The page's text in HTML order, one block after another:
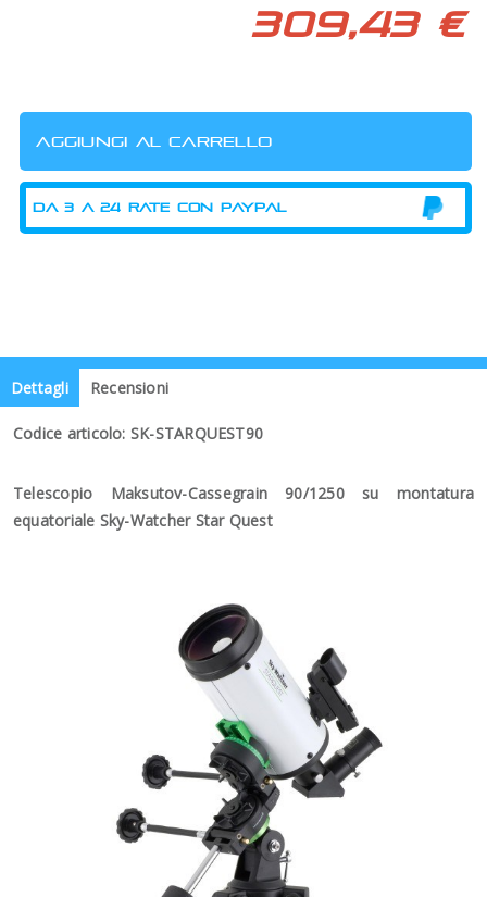
309,43 €
Dettagli Recensioni
Codice articolo: SK-STARQUEST90
Telescopio Maksutov-Cassegrain 90/1250 su montatura
equatoriale Sky-Watcher Star Quest